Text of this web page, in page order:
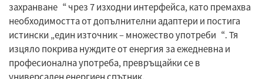
захранване“ чрез 7 изходни интерфейса, като премахва
необходимостта от допълнителни адаптери и постига
истински „един източник – множество употреби“. Тя
изцяло покрива нуждите от енергия за ежедневна и
професионална употреба, превръщайки се в
универсален енергиен спътник.